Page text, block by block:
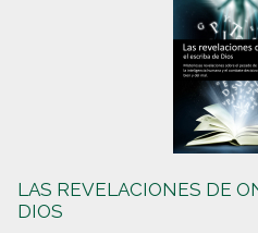
LAS REVELACIONES DE
DIOS